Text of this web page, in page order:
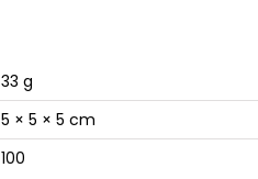
33 g
5 × 5 × 5 cm
100